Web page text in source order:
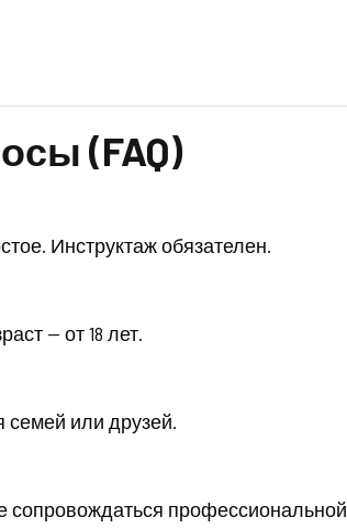
(FAQ)
Инструктаж обязателен.
— от 18 лет.
или друзей.
сопровождаться профессиональной